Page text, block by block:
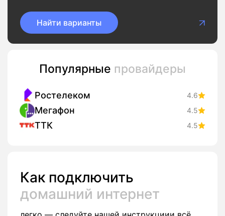
Найти варианты
Популярные провайдеры
Ростелеком 4.6
Мегафон 4.5
ТТК 4.5
Как подключить
домашний интернет